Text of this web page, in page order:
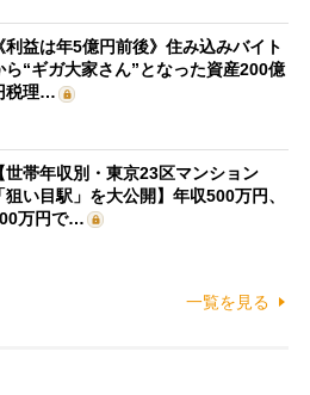
《利益は年5億円前後》住み込みバイト
ら“ギガ大家さん”となった資産200億
税理…
【世帯年収別・東京23区マンション
「狙い目駅」を大公開】年収500万円、
万円で…
一覧を見る